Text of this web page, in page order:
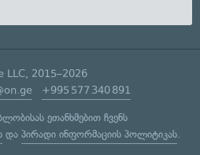
LLC, 2015–2026
+995 577 340 891
ეთანხმებით ჩვენს
და პირადი ინფორმაციის პოლიტიკას.